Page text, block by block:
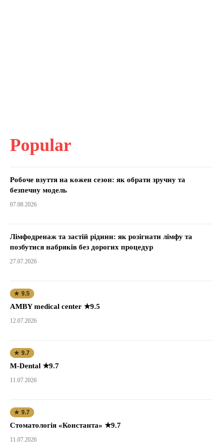
Popular
Робоче взуття на кожен сезон: як обрати зручну та
безпечну модель
07.08.2026
Лімфодренаж та застій рідини: як розігнати лімфу та
позбутися набряків без дорогих процедур
27.07.2026
★ 9.5
AMBY medical center ★9.5
12.07.2026
★ 9.7
M-Dental ★9.7
11.07.2026
★ 9.7
Стоматологія «Константа» ★9.7
11.07.2026